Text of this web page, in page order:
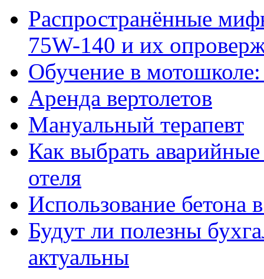
Распространённые
75W-140 и их
Обучение в
Аренда вертолетов
Мануальный терапевт
Как выбрать
отеля
Использование бетона
Будут ли полезны
актуальны